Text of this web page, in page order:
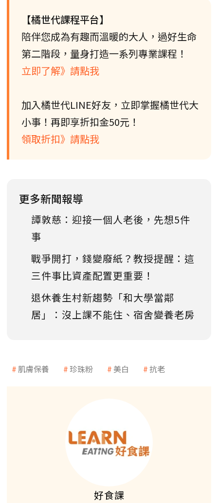
【橘世代課程平台】
陪伴您成為有趣而溫暖的大人，過好生命
第二階段，量身打造一系列專業課程！
立即了解》請點我
加入橘世代LINE好友，立即掌握橘世代大
小事！再即享折扣金50元！
領取折扣》請點我
更多新聞報導
譚敦慈：迎接一個人老後，先想5件
事
戰爭開打，錢變廢紙？教授提醒：這
三件事比資產配置更重要！
退休養生村新趨勢「和大學當鄰
居」：沒上課不能住、宿舍變養老房
肌膚保養 珍珠粉 美白 抗老
好食課